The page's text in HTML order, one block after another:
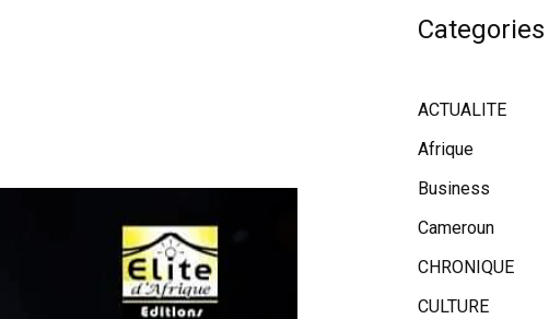
Categories
ACTUALITE
Afrique
Business
Cameroun
CHRONIQUE
CULTURE